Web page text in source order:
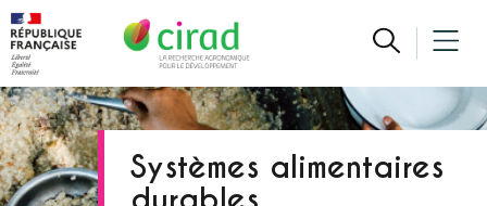
Systèmes alimentaires